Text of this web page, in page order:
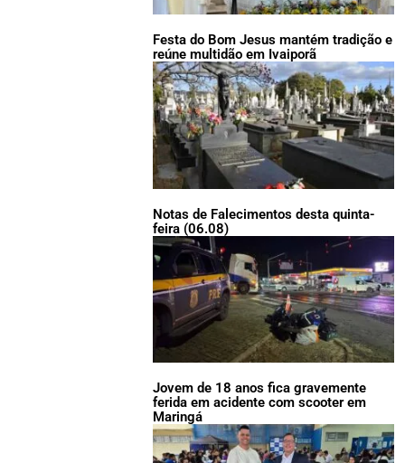
Festa do Bom Jesus mantém tradição e
reúne multidão em Ivaiporã
Notas de Falecimentos desta quinta-
feira (06.08)
Jovem de 18 anos fica gravemente
ferida em acidente com scooter em
Maringá